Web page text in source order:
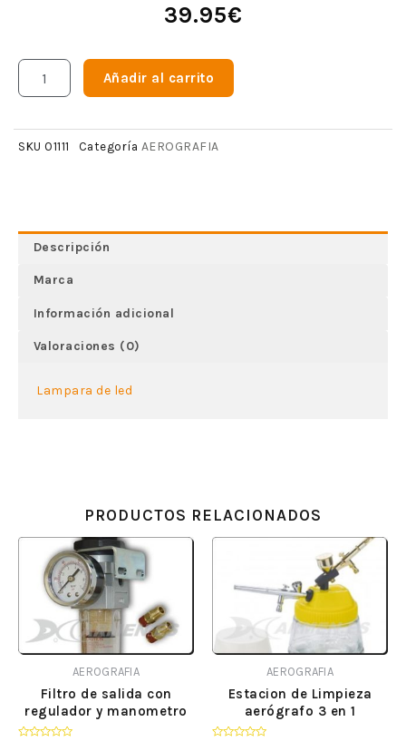
39.95€
Añadir al carrito
SKU 01111 Categoría AEROGRAFIA
Descripción
Marca
Información adicional
Valoraciones (0)
Lampara de led
PRODUCTOS RELACIONADOS
AEROGRAFIA
Filtro de salida con
regulador y manometro
AEROGRAFIA
Estacion de Limpieza
aerógrafo 3 en 1